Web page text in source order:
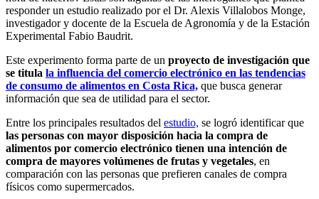
responder un estudio realizado por el Dr. Alexis Villalobos Monge,
investigador y docente de la Escuela de Agronomía y de la Estación
Experimental Fabio Baudrit.
Este experimento forma parte de un proyecto de investigación que
se titula la influencia del comercio electrónico en las tendencias
de consumo de alimentos en Costa Rica, que busca generar
información que sea de utilidad para el sector.
Entre los principales resultados del estudio, se logró identificar que
las personas con mayor disposición hacia la compra de
alimentos por comercio electrónico tienen una intención de
compra de mayores volúmenes de frutas y vegetales, en
comparación con las personas que prefieren canales de compra
físicos como supermercados.